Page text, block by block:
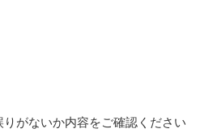
がないか内容をご確認ください